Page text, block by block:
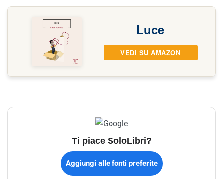
Luce
VEDI SU AMAZON
Ti piace SoloLibri?
Aggiungi alle fonti preferite